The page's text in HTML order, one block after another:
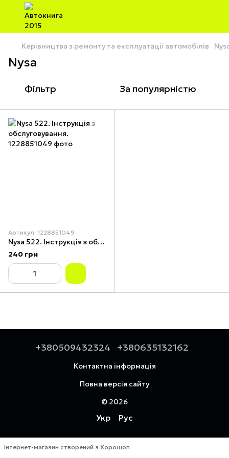
Керівництва з ремонту та експлуатації автомобілів
Nysa
Фільтр За популярністю
Артикул: 1228851049
Nysa 522. Інструкція з обслуговування.
240 грн
+380509432324 +380635132162
Контактна інформація
Повна версія сайту
© 2026
Укр Рус
Інтернет-магазин створений з Хорошоп